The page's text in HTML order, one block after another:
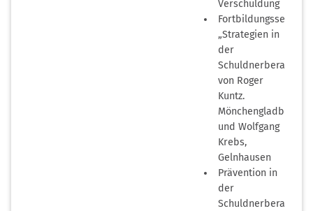
Verschuldung
Fortbildungsseminar
„Strategien in
der
Schuldnerberatung"
von Roger
Kuntz.
Mönchengladbach
und Wolfgang
Krebs,
Gelnhausen
Prävention in
der
Schuldnerberatung